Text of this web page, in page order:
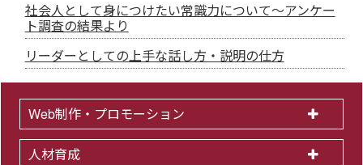
社会人として身につけたい常識力について～アンケー
ト調査の結果より
リーダーとしての上手な話し方・説明の仕方
Web制作・プロモーション
人材育成